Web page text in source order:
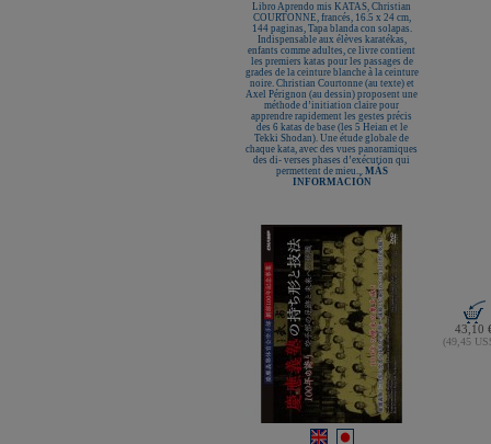
Libro Aprendo mis KATAS, Christian
COURTONNE, francés, 16.5 x 24 cm,
144 paginas, Tapa blanda con solapas.
Indispensable aux élèves karatékas,
enfants comme adultes, ce livre contient
les premiers katas pour les passages de
grades de la ceinture blanche à la ceinture
noire. Christian Courtonne (au texte) et
Axel Pérignon (au dessin) proposent une
méthode d’initiation claire pour
apprendre rapidement les gestes précis
des 6 katas de base (les 5 Heian et le
Tekki Shodan). Une étude globale de
chaque kata, avec des vues panoramiques
des di- verses phases d’exécution qui
permettent de mieu... MÁS
INFORMACIÓN
43,10
(49,45